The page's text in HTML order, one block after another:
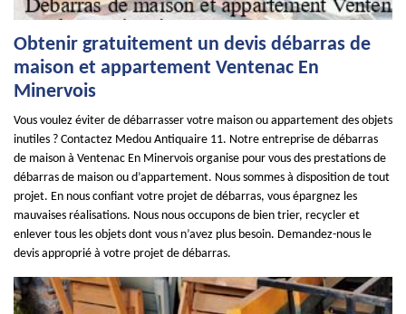
Obtenir gratuitement un devis débarras de
maison et appartement Ventenac En
Minervois
Vous voulez éviter de débarrasser votre maison ou appartement des objets
inutiles ? Contactez Medou Antiquaire 11. Notre entreprise de débarras
de maison à Ventenac En Minervois organise pour vous des prestations de
débarras de maison ou d’appartement. Nous sommes à disposition de tout
projet. En nous confiant votre projet de débarras, vous épargnez les
mauvaises réalisations. Nous nous occupons de bien trier, recycler et
enlever tous les objets dont vous n’avez plus besoin. Demandez-nous le
devis approprié à votre projet de débarras.